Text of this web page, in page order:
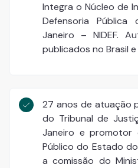
Integra o Núcleo de
Defensoria
Janeiro – NIDEF.
publicados no Brasil
27 anos de atuação
do Tribunal de
Janeiro e promotor
Público do Estado
a comissão do